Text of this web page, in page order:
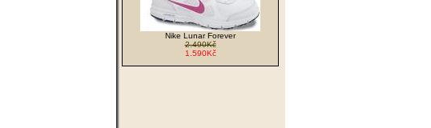
Nike Lunar Forever
2.490Kč
1.590Kč